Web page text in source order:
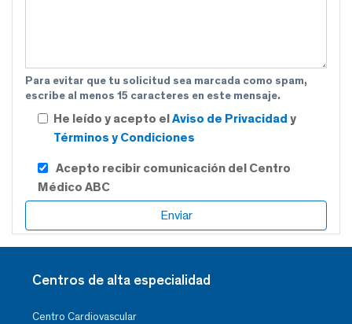
Para evitar que tu solicitud sea marcada como spam,
escribe al menos 15 caracteres en este mensaje.
He leído y acepto elAviso de Privacidad y
Términos y Condiciones
Acepto recibir comunicación del Centro
Médico ABC
Centros de alta especialidad
Centro Cardiovascular